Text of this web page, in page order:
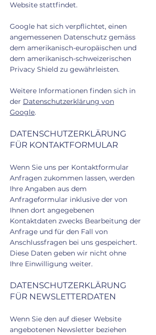
Website stattfindet.
Google hat sich verpflichtet, einen
angemessenen Datenschutz gemäss
dem amerikanisch-europäischen und
dem amerikanisch-schweizerischen
Privacy Shield zu gewährleisten.
Weitere Informationen finden sich in
der Datenschutzerklärung von
Google.
DATENSCHUTZERKLÄRUNG
FÜR KONTAKTFORMULAR
Wenn Sie uns per Kontaktformular
Anfragen zukommen lassen, werden
Ihre Angaben aus dem
Anfrageformular inklusive der von
Ihnen dort angegebenen
Kontaktdaten zwecks Bearbeitung der
Anfrage und für den Fall von
Anschlussfragen bei uns gespeichert.
Diese Daten geben wir nicht ohne
Ihre Einwilligung weiter.
DATENSCHUTZERKLÄRUNG
FÜR NEWSLETTERDATEN
Wenn Sie den auf dieser Website
angebotenen Newsletter beziehen